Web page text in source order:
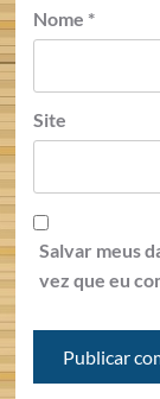
Nome *
Site
Salvar meus
vez que eu